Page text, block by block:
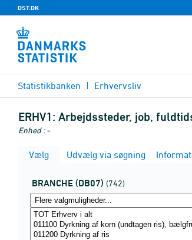
DST.DK
Statistikbanken Erhvervsliv
ERHV1: Arbejdssteder, job,
Enhed : -
Vælg Udvælg via søgning
BRANCHE (DB07) (742)